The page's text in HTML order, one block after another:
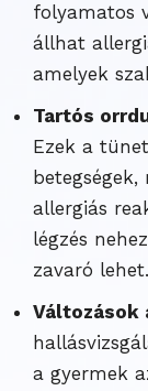
folyamatos
állhat
amelyek
Tartós
Ezek a
allergiás
légzés
zavaró lehet.
Változások
a gyermek